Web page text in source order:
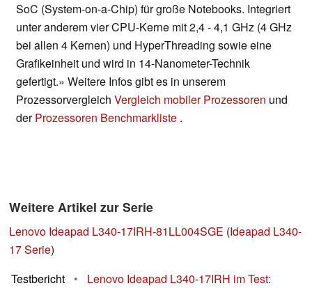
SoC (System-on-a-Chip) für große Notebooks. Integriert
unter anderem vier CPU-Kerne mit 2,4 - 4,1 GHz (4 GHz
bei allen 4 Kernen) und HyperThreading sowie eine
Grafikeinheit und wird in 14-Nanometer-Technik
gefertigt.» Weitere Infos gibt es in unserem
Prozessorvergleich Vergleich mobiler Prozessoren und
derProzessoren Benchmarkliste .
Weitere Artikel zur Serie
Lenovo Ideapad L340-17IRH-81LL004SGE (Ideapad L340-
17 Serie)
Testbericht
•
Lenovo Ideapad L340-17IRH im Test: